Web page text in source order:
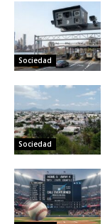
Sociedad
Sociedad